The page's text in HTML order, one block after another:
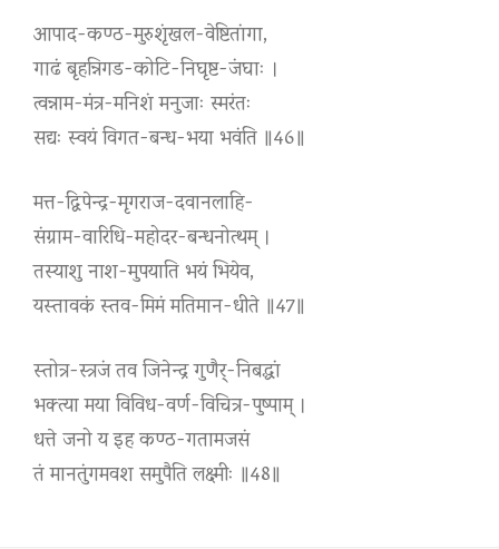
आपाद-कण्ठ-मुरुशृंखल-वेष्टितांगा,
गाढं बृहन्निगड-कोटि-निघृष्ट-जंघाः ।
त्वन्नाम-मंत्र-मनिशं मनुजाः स्मरंतः
सद्यः स्वयं विगत-बन्ध-भया भवंति ॥46॥
मत्त-द्विपेन्द्र-मृगराज-दवानलाहि-
संग्राम-वारिधि-महोदर-बन्धनोत्थम् ।
तस्याशु नाश-मुपयाति भयं भियेव,
यस्तावकं स्तव-मिमं मतिमान-धीते ॥47॥
स्तोत्र-स्त्रजं तव जिनेन्द्र गुणैर्-निबद्धां
भक्त्या मया विविध-वर्ण-विचित्र-पुष्पाम् ।
धत्ते जनो य इह कण्ठ-गतामजसं
तं मानतुंगमवश समुपैति लक्ष्मीः ॥48॥